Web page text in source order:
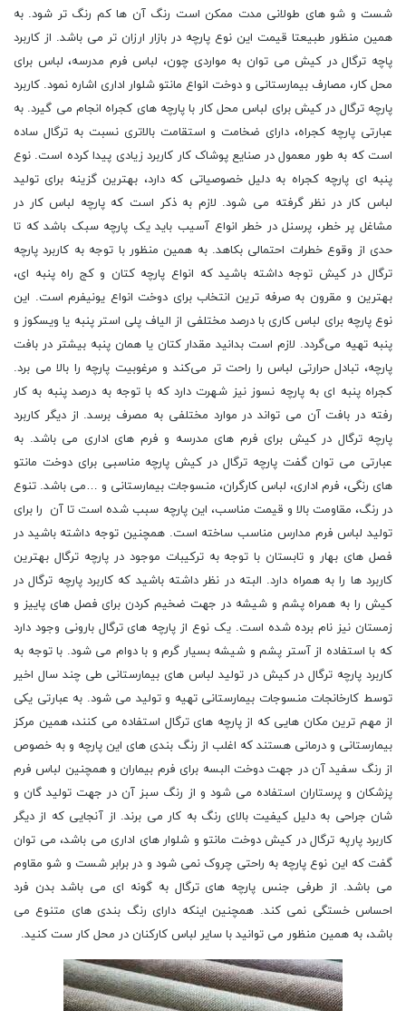
شست و شو های طولانی مدت ممکن است رنگ آن ها کم رنگ تر شود. به
همین منظور طبیعتا قیمت این نوع پارچه در بازار ارزان تر می باشد. از کاربرد
پاچه ترگال در کیش می توان به مواردی چون، لباس فرم مدرسه، لباس برای
محل کار، مصارف بیمارستانی و دوخت انواع مانتو شلوار اداری اشاره نمود. کاربرد
پارچه ترگال در کیش برای لباس محل کار با پارچه های کجراه انجام می گیرد. به
عبارتی پارچه‌ کجراه، دارای ضخامت و استقامت بالاتری نسبت به ترگال ساده‌
است که به طور معمول در صنایع پوشاک کار کاربرد زیادی پیدا کرده است. نوع
پنبه ‌ای پارچه کجراه به دلیل خصوصیاتی که دارد، بهترین گزینه برای تولید
لباس کار در نظر گرفته می شود. لازم به ذکر است که پارچه لباس کار در
مشاغل پر خطر، پرسنل در خطر انواع آسیب باید یک پارچه سبک باشد که تا
حدی از وقوع خطرات احتمالی بکاهد. به همین منظور با توجه به کاربرد پارچه
ترگال در کیش توجه داشته باشید که انواع پارچه کتان و کج راه پنبه ‌ای،
بهترین و مقرون به صرفه ‌ترین انتخاب برای دوخت انواع یونیفرم است. این
نوع پارچه برای لباس کارى با درصد مختلفی از الیاف پلی استر پنبه یا ویسکوز و
پنبه تهیه می‌گردد. لازم است بدانید مقدار کتان یا همان پنبه بیشتر در بافت
پارچه، تبادل حرارتی لباس را راحت ‌تر می‌کند و مرغوبیت پارچه را بالا می ‌برد.
کجراه پنبه ‌ای به پارچه نسوز نیز شهرت دارد که با توجه به درصد پنبه به کار
رفته در بافت آن می ‌تواند در موارد مختلفی به مصرف برسد. از دیگر کاربرد
پارچه ترگال در کیش برای فرم های مدرسه و فرم های اداری می باشد. به
عبارتی می توان گفت پارچه ترگال در کیش پارچه مناسبی برای دوخت مانتو
های رنگی، فرم اداری، لباس کارگران، منسوجات بیمارستانی و …می ‌باشد. تنوع
در رنگ، مقاومت بالا و قیمت مناسب، این پارچه سبب شده است تا آن را برای
تولید لباس فرم مدارس مناسب ساخته است. همچنین توجه داشته باشید در
فصل های بهار و تابستان با توجه به ترکیبات موجود در پارچه ترگال بهترین
کاربرد ها را به همراه دارد. البته در نظر داشته باشید که کاربرد پارچه ترگال در
کیش را به همراه پشم و شیشه در جهت ضخیم کردن برای فصل های پاییز و
زمستان نیز نام برده شده است. یک نوع از پارچه های ترگال بارونی وجود دارد
که با استفاده از آستر پشم و شیشه بسیار گرم و با دوام می شود. با توجه به
کاربرد پارچه ترگال در کیش در تولید لباس های بیمارستانی طی چند سال اخیر
توسط کارخانجات منسوجات بیمارستانی تهیه و تولید می شود. به عبارتی یکی
از مهم ترین مکان هایی که از پارچه های ترگال استفاده می کنند، همین مرکز
بیمارستانی و درمانی هستند که اغلب از رنگ بندی های این پارچه و به خصوص
از رنگ سفید آن در جهت دوخت البسه برای فرم بیماران و همچنین لباس فرم
پزشکان و پرستاران استفاده می شود و از رنگ سبز آن در جهت تولید گان و
شان جراحی به دلیل کیفیت بالای رنگ به کار می برند. از آنجایی که از دیگر
کاربرد پارپه ترگال در کیش دوخت مانتو و شلوار های اداری می باشد، می توان
گفت که این نوع پارچه به راحتی چروک نمی شود و در برابر شست و شو مقاوم
می باشد. از طرفی جنس پارچه های ترگال به گونه ای می باشد بدن فرد
احساس خستگی نمی کند. همچنین اینکه دارای رنگ بندی های متنوع می
باشد، به همین منظور می توانید با سایر لباس کارکنان در محل کار ست کنید.